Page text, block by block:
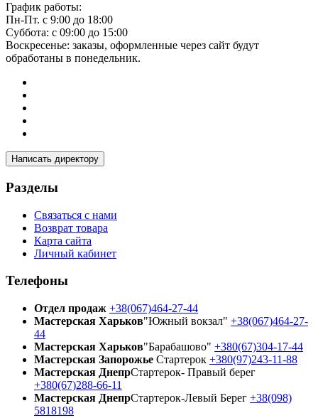
График работы:
Пн-Пт. с 9:00 до 18:00
Суббота: с 09:00 до 15:00
Воскресенье: заказы, оформленные через сайт будут
обработаны в понедельник.
Написать директору
Разделы
Связаться с нами
Возврат товара
Карта сайта
Личный кабинет
Телефоны
Отдел продаж +38(067)464-27-44
Мастерская Харьков"Южный вокзал" +38(067)464-27-
44
Мастерская Харьков"Барабашово" +380(67)304-17-44
Мастерская Запорожье Стартерок +380(97)243-11-88
Мастерская ДнепрСтартерок- Правый берег
+380(67)288-66-11
Мастерская ДнепрСтартерок-Левый Берег +38(098)
5818198